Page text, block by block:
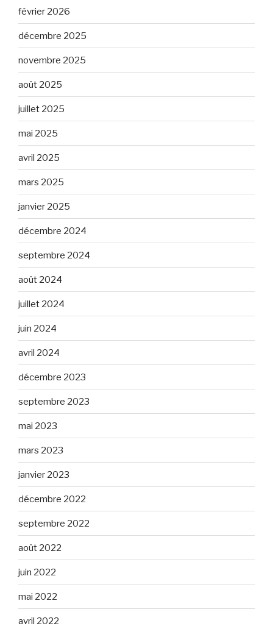
février 2026
décembre 2025
novembre 2025
août 2025
juillet 2025
mai 2025
avril 2025
mars 2025
janvier 2025
décembre 2024
septembre 2024
août 2024
juillet 2024
juin 2024
avril 2024
décembre 2023
septembre 2023
mai 2023
mars 2023
janvier 2023
décembre 2022
septembre 2022
août 2022
juin 2022
mai 2022
avril 2022